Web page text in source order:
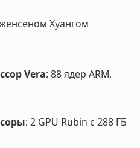
Хуангом
Vera: 88 ядер ARM,
: 2 GPU Rubin с 288 ГБ